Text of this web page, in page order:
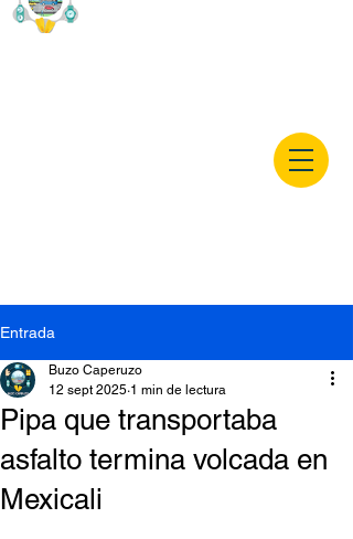
Entrada
Pipa que transportaba
asfalto termina volcada en
Mexicali
Buzo Caperuzo
12 sept 2025 1 min de lectura